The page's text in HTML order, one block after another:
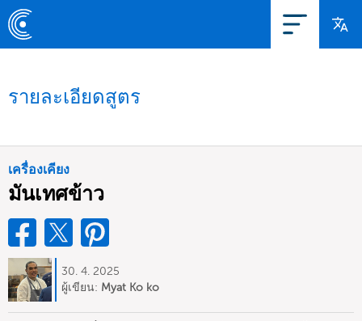
รายละเอียดสูตร
เครื่องเคียง
มันเทศข้าว
30. 4. 2025
ผู้เขียน: Myat Ko ko